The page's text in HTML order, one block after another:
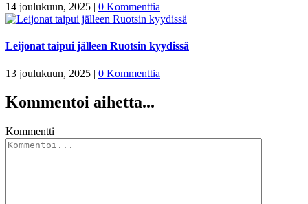
14 joulukuun, 2025 | 0 Kommenttia
Leijonat taipui jälleen Ruotsin kyydissä
13 joulukuun, 2025 | 0 Kommenttia
Kommentoi aihetta...
Kommentti